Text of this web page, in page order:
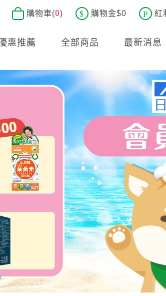
購物車(0) 購物金$0 紅
惠推薦 全部商品 最新消息